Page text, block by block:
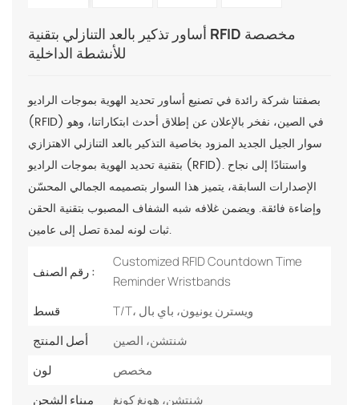
أساور تذكير بالعد التنازلي بتقنية RFID مخصصة
للأنشطة الداخلية
بصفتنا شركة رائدة في تصنيع أساور تحديد الهوية بموجات الراديو
(RFID) في الصين، نفخر بالإعلان عن إطلاق أحدث ابتكاراتنا، وهو
سوار الجيل الجديد المزود بخاصية التذكير بالعد التنازلي الاهتزازي
بتقنية تحديد الهوية بموجات الراديو (RFID). واستنادًا إلى نجاح
الإصدارات السابقة، يتميز هذا السوار بتصميمه الجمالي المحسّن
وإضاءة فائقة. ويضمن غلافه شبه الشفاف المصبوب بتقنية الحقن
ثبات لونه لمدة تصل إلى عامين.
رقم الصنف :
Customized RFID Countdown Time
Reminder Wristbands
قسط
T/T، ويسترن يونيون، باي بال
أصل المنتج
شنتشن، الصين
لون
مخصص
ميناء الشحن
شنتشن، هونغ كونغ